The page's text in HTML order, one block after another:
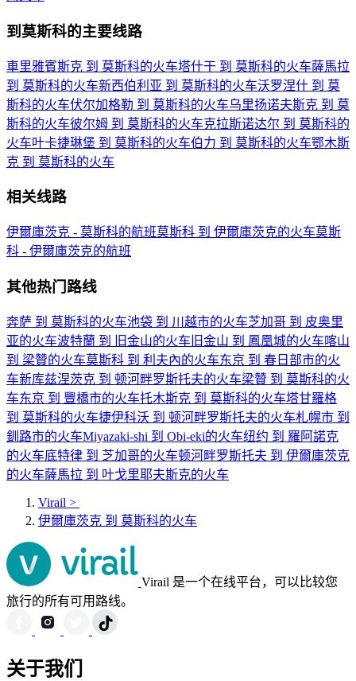
到莫斯科的主要线路
車里雅賓斯克 到 莫斯科的火车塔什干 到 莫斯科的火车薩馬拉
到 莫斯科的火车新西伯利亚 到 莫斯科的火车沃罗涅什 到 莫
斯科的火车伏尔加格勒 到 莫斯科的火车乌里扬诺夫斯克 到 莫
斯科的火车彼尔姆 到 莫斯科的火车克拉斯诺达尔 到 莫斯科的
火车叶卡捷琳堡 到 莫斯科的火车伯力 到 莫斯科的火车鄂木斯
克 到 莫斯科的火车
相关线路
伊爾庫茨克 - 莫斯科的航班莫斯科 到 伊爾庫茨克的火车莫斯
科 - 伊爾庫茨克的航班
其他热门路线
奔萨 到 莫斯科的火车池袋 到 川越市的火车芝加哥 到 皮奥里
亚的火车波特蘭 到 旧金山的火车 旧金山 到 鳳凰城的火车喀山
到 梁贊的火车莫斯科 到 利夫內的火车东京 到 春日部市的火
车新库兹涅茨克 到 顿河畔罗斯托夫的火车梁贊 到 莫斯科的火
车东京 到 豐橋市的火车托木斯克 到 莫斯科的火车塔甘羅格
到 莫斯科的火车捷伊科沃 到 顿河畔罗斯托夫的火车札幌市 到
釧路市的火车Miyazaki-shi 到 Obi-eki的火车纽约 到 羅阿諾克
的火车底特律 到 芝加哥的火车顿河畔罗斯托夫 到 伊爾庫茨克
的火车薩馬拉 到 叶戈里耶夫斯克的火车
Virail >
伊爾庫茨克 到 莫斯科的火车
Virail 是一个在线平台，可以比较您
旅行的所有可用路线。
关于我们